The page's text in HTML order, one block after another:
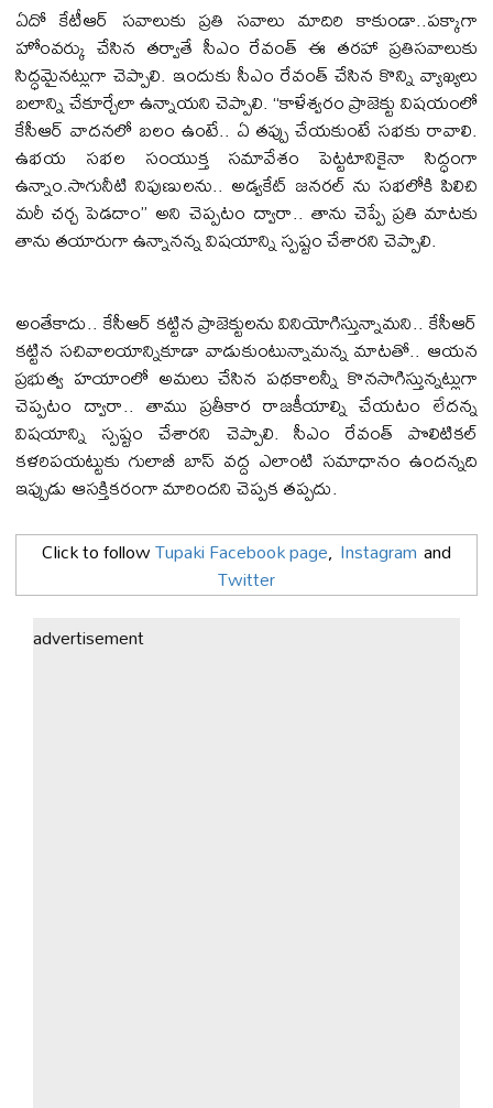
ఏదో కేటీఆర్ సవాలుకు ప్రతి సవాలు మాదిరి కాకుండా..పక్కాగా
హోంవర్కు చేసిన తర్వాతే సీఎం రేవంత్ ఈ తరహా ప్రతిసవాలుకు
సిద్ధమైనట్లుగా చెప్పాలి. ఇందుకు సీఎం రేవంత్ చేసిన కొన్ని వ్యాఖ్యలు
బలాన్ని చేకూర్చేలా ఉన్నాయని చెప్పాలి. ‘‘కాళేశ్వరం ప్రాజెక్టు విషయంలో
కేసీఆర్ వాదనలో బలం ఉంటే.. ఏ తప్పు చేయకుంటే సభకు రావాలి.
ఉభయ సభల సంయుక్త సమావేశం పెట్టటానికైనా సిద్ధంగా
ఉన్నాం.సాగునీటి నిపుణులను.. అడ్వకేట్ జనరల్ ను సభలోకి పిలిచి
మరీ చర్చ పెడదాం’’ అని చెప్పటం ద్వారా.. తాను చెప్పే ప్రతి మాటకు
తాను తయారుగా ఉన్నానన్న విషయాన్ని స్పష్టం చేశారని చెప్పాలి.
అంతేకాదు.. కేసీఆర్ కట్టిన ప్రాజెక్టులను వినియోగిస్తున్నామని.. కేసీఆర్
కట్టిన సచివాలయాన్నికూడా వాడుకుంటున్నామన్న మాటతో.. ఆయన
ప్రభుత్వ హయాంలో అమలు చేసిన పథకాలన్నీ కొనసాగిస్తున్నట్లుగా
చెప్పటం ద్వారా.. తాము ప్రతీకార రాజకీయాల్ని చేయటం లేదన్న
విషయాన్ని స్పష్టం చేశారని చెప్పాలి. సీఎం రేవంత్ పొలిటికల్
కళరిపయట్టుకు గులాబీ బాస్ వద్ద ఎలాంటి సమాధానం ఉందన్నది
ఇప్పుడు ఆసక్తికరంగా మారిందని చెప్పక తప్పదు.
Click to followTupaki Facebook page, Instagram and
Twitter
advertisement